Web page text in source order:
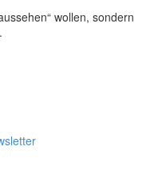
wollen, sondern